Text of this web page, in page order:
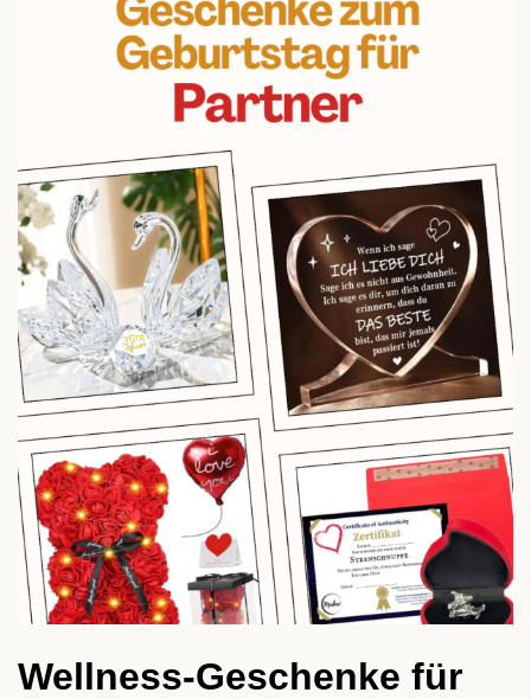
Wellness-Geschenke für